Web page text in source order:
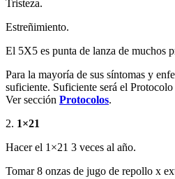
Tristeza.
Estreñimiento.
El 5X5 es punta de lanza de muchos
Para la mayoría de sus síntomas y
suficiente. Suficiente será el
Ver sección Protocolos.
2. 1×21
Hacer el 1×21 3 veces al año.
Tomar 8 onzas de jugo de repollo x